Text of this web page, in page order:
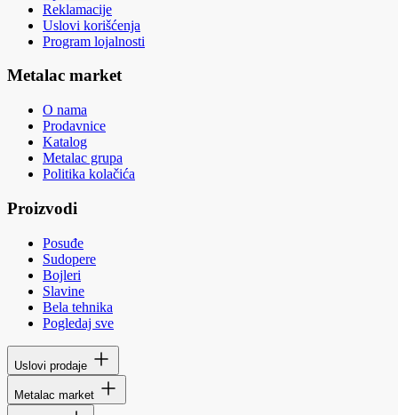
Reklamacije
Uslovi korišćenja
Program lojalnosti
Metalac market
O nama
Prodavnice
Katalog
Metalac grupa
Politika kolačića
Proizvodi
Posuđe
Sudopere
Bojleri
Slavine
Bela tehnika
Pogledaj sve
Uslovi prodaje
Metalac market